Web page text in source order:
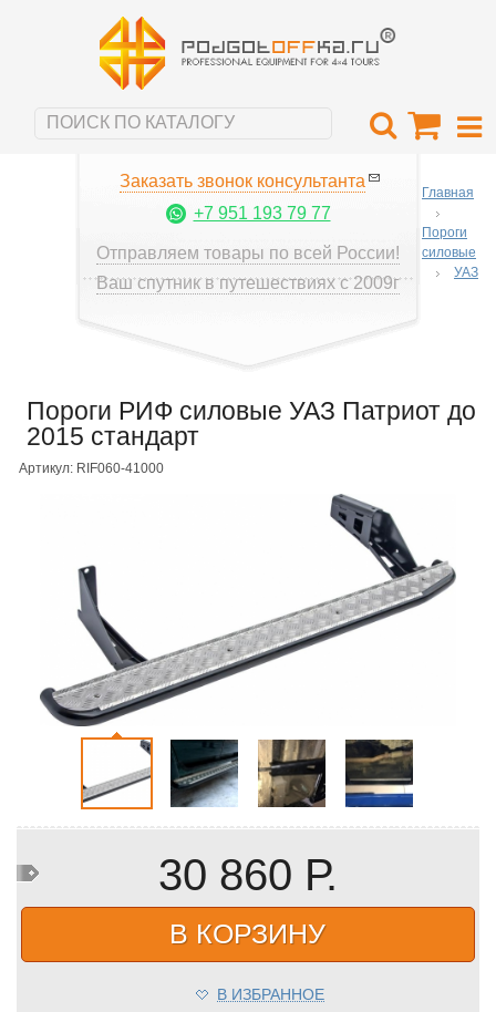
Заказать звонок консультанта
+7 951 193 79 77
Отправляем товары по всей России!
Ваш спутник в путешествиях с 2009г
Главная
Пороги
силовые
УАЗ
Пороги РИФ силовые УАЗ Патриот до
2015 стандарт
Артикул: RIF060-41000
30 860 Р.
В КОРЗИНУ
В ИЗБРАННОЕ